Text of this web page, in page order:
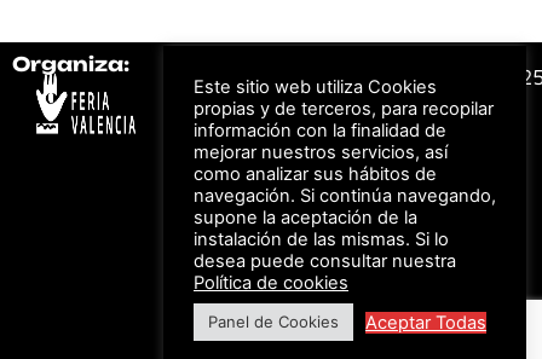
Organiza:
Bonos descuento para
los viajes a ferias
organizadas por Feria
Valencia al obtener tu
entrada
Descuento en tarifas
de hotel durante
Aviso Legal –
de Privacidad
© Feria Valencia, todos
los derechos reservados
Este sitio web utiliza Cookies
propias y de terceros, para recopilar
información con la finalidad de
mejorar nuestros servicios, así
como analizar sus hábitos de
navegación. Si continúa navegando,
supone la aceptación de la
instalación de las mismas. Si lo
desea puede consultar nuestra
Política de cookies
Panel de Cookies Aceptar Todas